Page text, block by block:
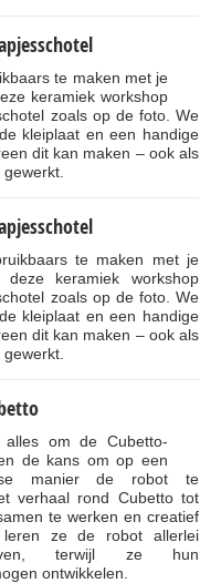
te maken met je
keramiek workshop
zoals op de foto. We
kleiplaat en een handige
dit kan maken – ook als
te maken met je
keramiek workshop
zoals op de foto. We
kleiplaat en een handige
dit kan maken – ook als
om de Cubetto-
de kans om op een
manier de robot te
verhaal rond Cubetto tot
te werken en creatief
ze de robot allerlei
terwijl ze hun
ontwikkelen.